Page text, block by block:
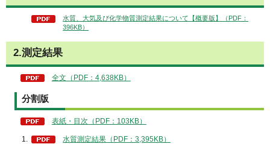
水質、大気及び化学物質測定結果について【概要版】（PDF：
396KB）
2.測定結果
全文（PDF：4,638KB）
分割版
表紙・目次（PDF：103KB）
水質測定結果（PDF：3,395KB）